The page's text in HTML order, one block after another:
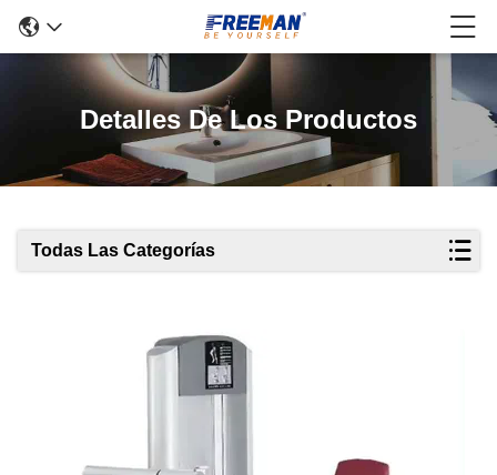
Detalles De Los Productos
Todas Las Categorías